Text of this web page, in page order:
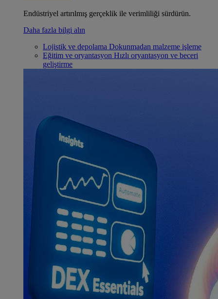
Endüstriyel artırılmış gerçeklik ile verimliliği sürdürün.
Daha fazla bilgi alın
Lojistik ve depolama Dokunmadan malzeme işleme
Eğitim ve oryantasyon Hızlı oryantasyon ve beceri
geliştirme